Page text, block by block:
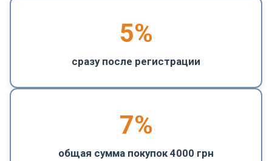
5%
сразу после регистрации
7%
общая сумма покупок 4000 грн